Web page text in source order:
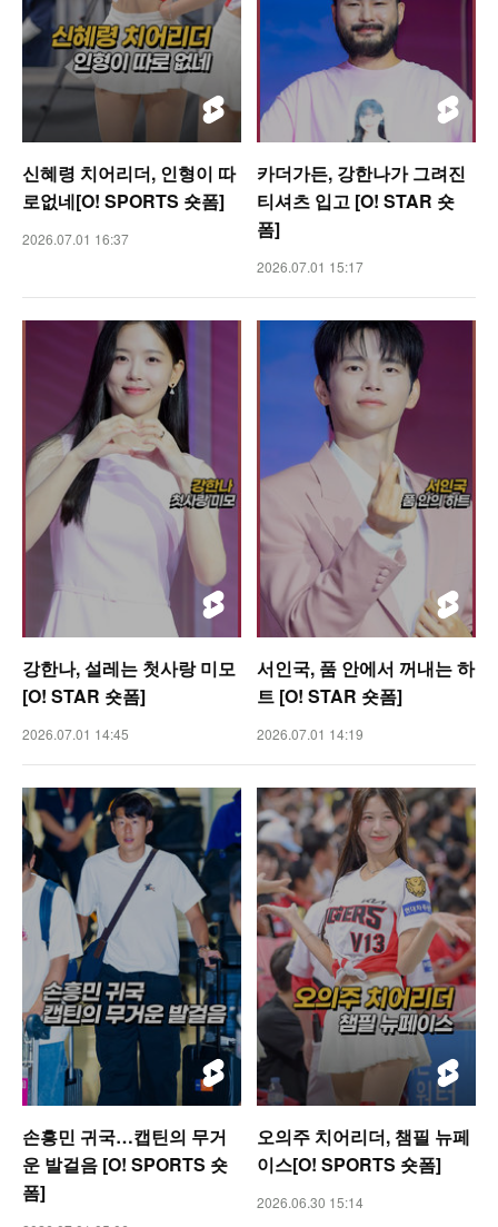
신혜령 치어리더, 인형이 따
로없네[O! SPORTS 숏폼]
2026.07.01 16:37
카더가든, 강한나가 그려진
티셔츠 입고 [O! STAR 숏
폼]
2026.07.01 15:17
강한나, 설레는 첫사랑 미모
[O! STAR 숏폼]
2026.07.01 14:45
서인국, 품 안에서 꺼내는 하
트 [O! STAR 숏폼]
2026.07.01 14:19
손흥민 귀국…캡틴의 무거
운 발걸음 [O! SPORTS 숏
폼]
오의주 치어리더, 챔필 뉴페
이스[O! SPORTS 숏폼]
2026.06.30 15:14